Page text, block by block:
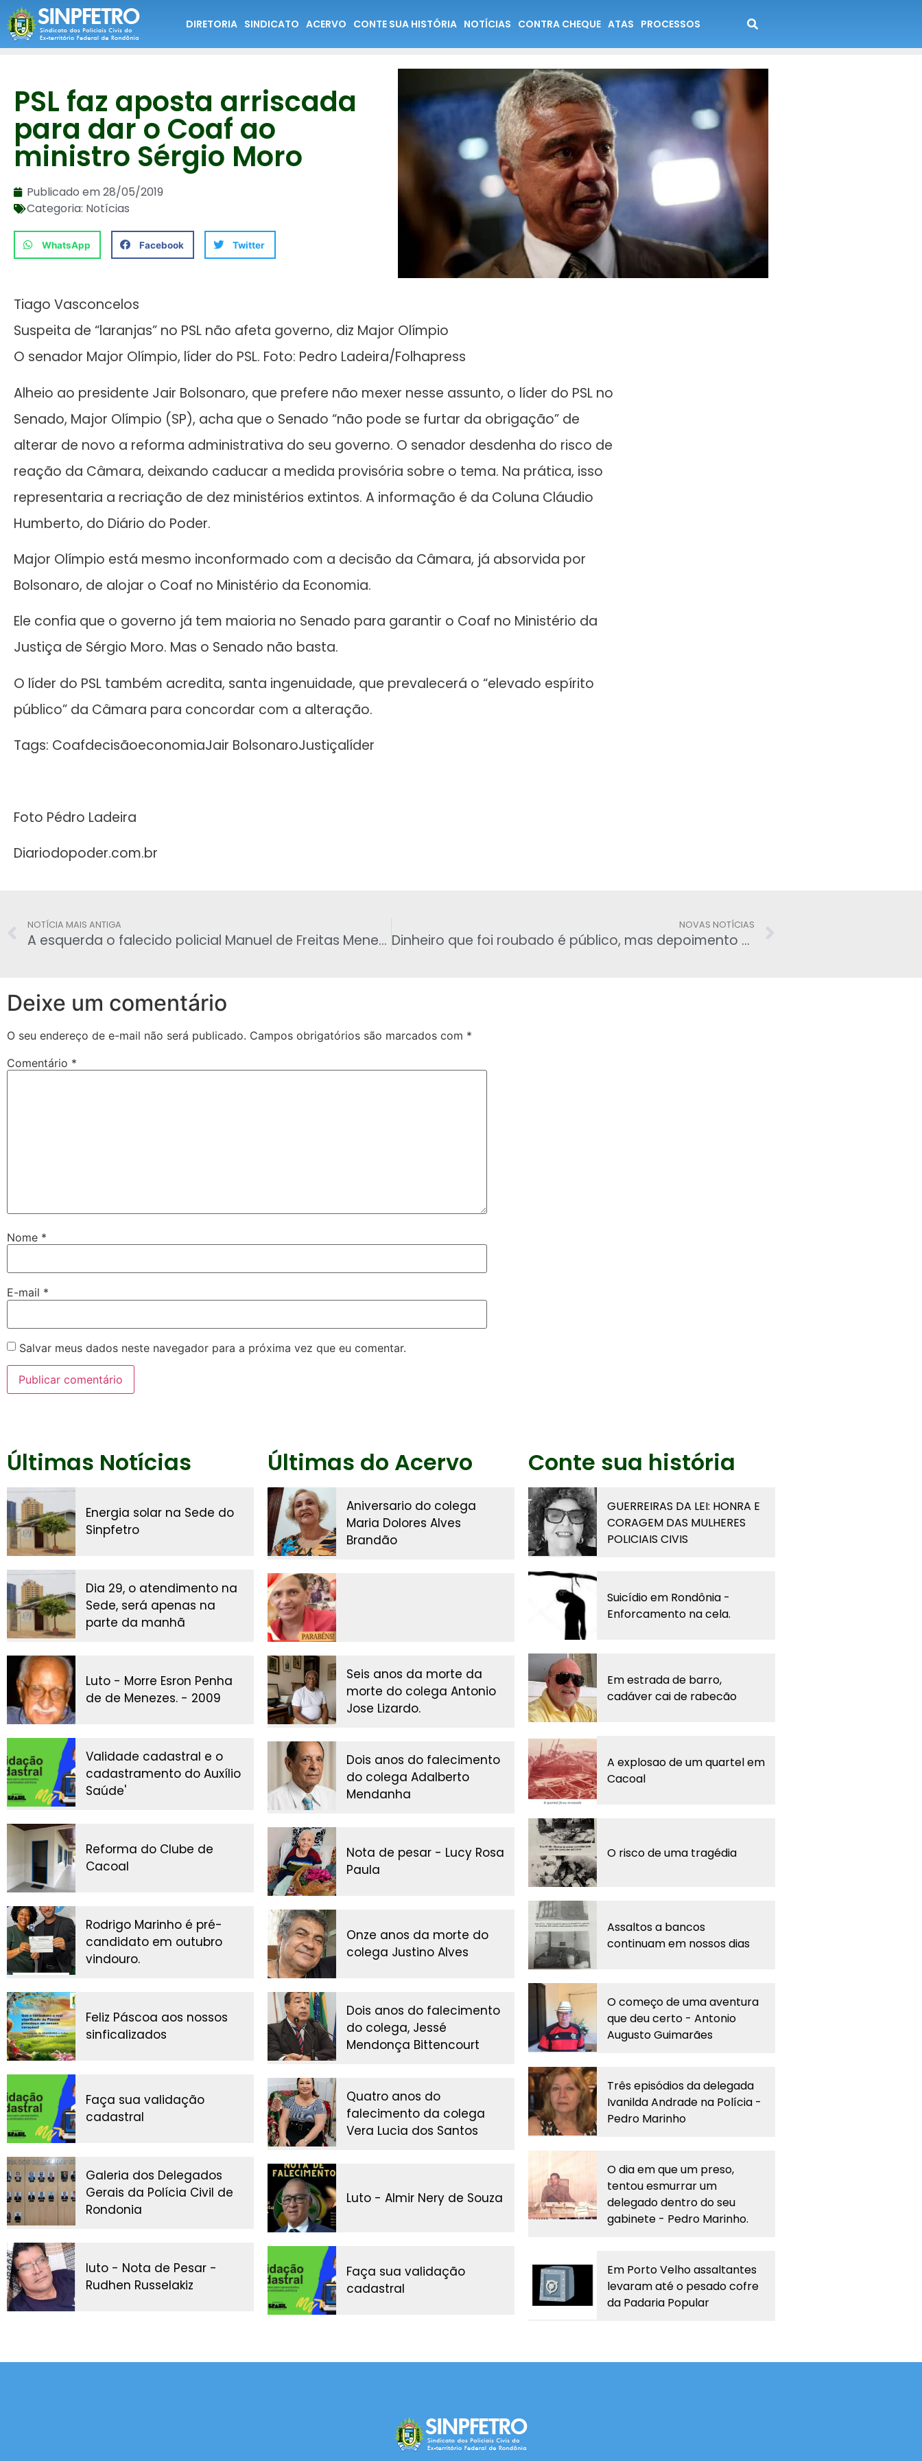
DIRETORIA SINDICATO ACERVO CONTE SUA HISTÓRIA NOTÍCIAS CONTRA CHEQUE ATAS PROCESSOS
PSL faz aposta arriscada
para dar o Coaf ao
ministro Sérgio Moro
Publicado em28/05/2019
Categoria: Notícias
WhatsApp Facebook Twitter
Tiago Vasconcelos
Suspeita de “laranjas” no PSL não afeta governo, diz Major Olímpio
O senador Major Olímpio, líder do PSL. Foto: Pedro Ladeira/Folhapress
Alheio ao presidente Jair Bolsonaro, que prefere não mexer nesse assunto, o líder do PSL no
Senado, Major Olímpio (SP), acha que o Senado “não pode se furtar da obrigação” de
alterar de novo a reforma administrativa do seu governo. O senador desdenha do risco de
reação da Câmara, deixando caducar a medida provisória sobre o tema. Na prática, isso
representaria a recriação de dez ministérios extintos. A informação é da Coluna Cláudio
Humberto, do Diário do Poder.
Major Olímpio está mesmo inconformado com a decisão da Câmara, já absorvida por
Bolsonaro, de alojar o Coaf no Ministério da Economia.
Ele confia que o governo já tem maioria no Senado para garantir o Coaf no Ministério da
Justiça de Sérgio Moro. Mas o Senado não basta.
O líder do PSL também acredita, santa ingenuidade, que prevalecerá o “elevado espírito
público” da Câmara para concordar com a alteração.
Tags: CoafdecisãoeconomiaJair BolsonaroJustiçalíder
Foto Pédro Ladeira
Diariodopoder.com.br
NOTÍCIA MAIS ANTIGA
A esquerda o falecido policial Manuel de Freitas Menezes, o Faz-Tudo, o repórter Beni Andrade e o também falecido Governador Jorge Teixeira de Oliveira
NOVAS NOTÍCIAS
Dinheiro que foi roubado é público, mas depoimento de Palocci da CPI será secreto
Deixe um comentário
O seu endereço de e-mail não será publicado. Campos obrigatórios são marcados com *
Comentário *
Nome *
E-mail *
Salvar meus dados neste navegador para a próxima vez que eu comentar.
Últimas Notícias
Energia solar na Sede do
Sinpfetro
Dia 29, o atendimento na
Sede, será apenas na
parte da manhã
Luto - Morre Esron Penha
de de Menezes. - 2009
Validade cadastral e o
cadastramento do Auxílio
Saúde'
Reforma do Clube de
Cacoal
Rodrigo Marinho é pré-
candidato em outubro
vindouro.
Feliz Páscoa aos nossos
sinficalizados
Faça sua validação
cadastral
Galeria dos Delegados
Gerais da Polícia Civil de
Rondonia
luto - Nota de Pesar -
Rudhen Russelakiz
Últimas do Acervo
Aniversario do colega
Maria Dolores Alves
Brandão
Seis anos da morte da
morte do colega Antonio
Jose Lizardo.
Dois anos do falecimento
do colega Adalberto
Mendanha
Nota de pesar - Lucy Rosa
Paula
Onze anos da morte do
colega Justino Alves
Dois anos do falecimento
do colega, Jessé
Mendonça Bittencourt
Quatro anos do
falecimento da colega
Vera Lucia dos Santos
Luto - Almir Nery de Souza
Faça sua validação
cadastral
Conte sua história
GUERREIRAS DA LEI: HONRA E
CORAGEM DAS MULHERES
POLICIAIS CIVIS
Suicídio em Rondônia -
Enforcamento na cela.
Em estrada de barro,
cadáver cai de rabecão
A explosao de um quartel em
Cacoal
O risco de uma tragédia
Assaltos a bancos
continuam em nossos dias
O começo de uma aventura
que deu certo - Antonio
Augusto Guimarães
Três episódios da delegada
Ivanilda Andrade na Polícia -
Pedro Marinho
O dia em que um preso,
tentou esmurrar um
delegado dentro do seu
gabinete - Pedro Marinho.
Em Porto Velho assaltantes
levaram até o pesado cofre
da Padaria Popular